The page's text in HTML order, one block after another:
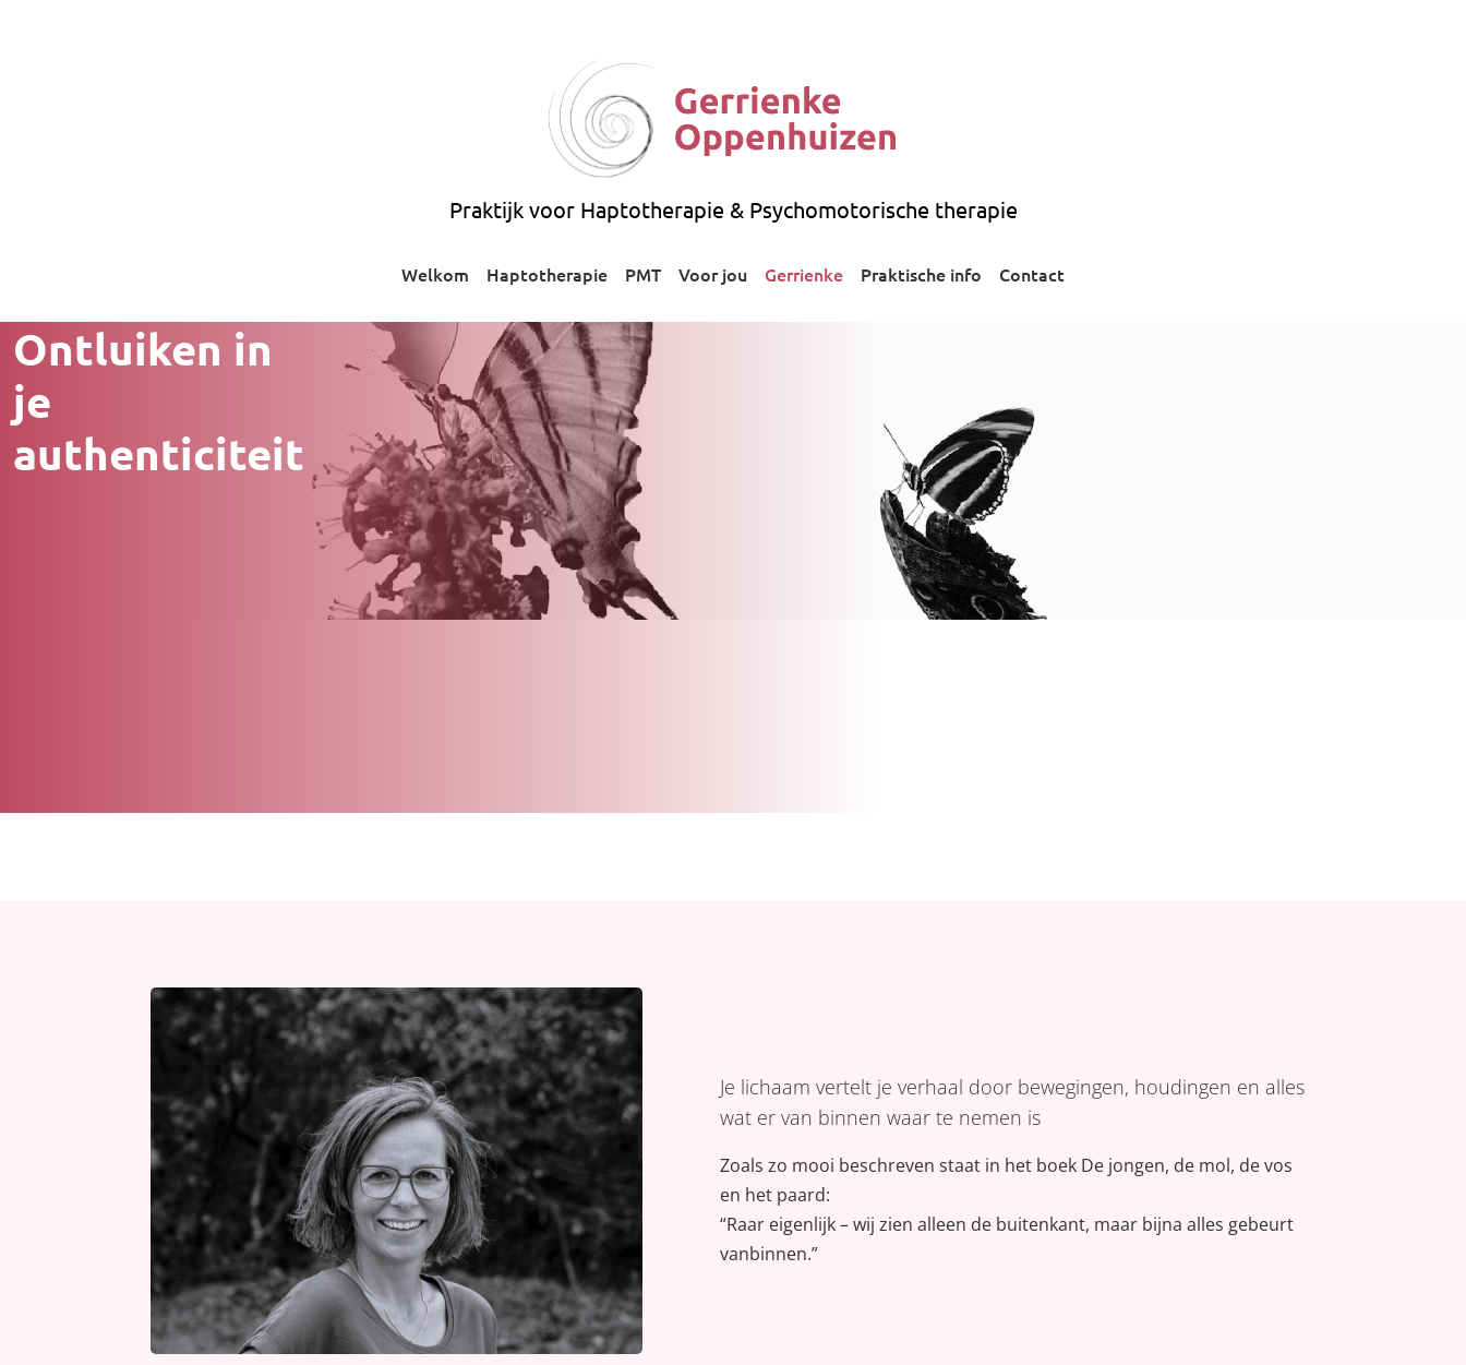
Praktijk voor Haptotherapie & Psychomotorische therapie
Welkom Haptotherapie PMT Voor jou Gerrienke Praktische info Contact
Ontluiken in
je
authenticiteit
Je lichaam vertelt je verhaal door bewegingen, houdingen en alles
wat er van binnen waar te nemen is
Zoals zo mooi beschreven staat in het boek De jongen, de mol, de vos
en het paard:
“Raar eigenlijk – wij zien alleen de buitenkant, maar bijna alles gebeurt
vanbinnen.”